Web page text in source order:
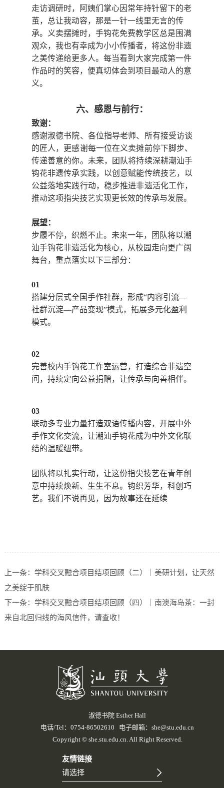
走访调研时，阿姨们掌心因常年持针留下的老
茧，总让我动容，那是一针一线里无言的传
承。义卖摆摊时，手钩花免费教学区总是围满
观众，我也有幸成为小小传播者，将这份非遗
之美传递给更多人。每当看到大家完成第一件
作品时的笑容，便真切体会到项目最动人的意
义。
六、感恩与前行：
致谢：
感谢淑德书院、各位指导老师、所有接受访谈
的匠人，更感谢每一位在义卖摊前停下脚步、
传递善意的你。未来，团队将持续深耕潮汕手
钩花非遗传承实践，以创意赋能传统技艺，以
公益落地实践行动，稳步推进非遗活化工作，
推动这项指尖技艺实现更长效的传承与发展。
展望：
步履不停，织燃不止。未来一年，团队将以潮
汕手钩花非遗活化为核心，从校园走向更广阔
舞台，重点落实以下三部分：
01
搭建分层式全国手作社群，形成“内容引流—
社群沉淀—产品变现”模式，拓展多元化盈利
模式。
02
完善校内手钩花工作室运营，打造综合非遗空
间，持续定向公益捐赠，让传承与向善相伴。
03
联动多专业力量打造双语传播内容，开展中外
手作文化交流，让潮汕手钩花成为中外文化联
结的温暖纽带。
团队将以扎实行动，让这份指尖技艺在青年创
意中持续焕新、生生不息。钩织芳华，科创巧
艺。我们不说再见，因为故事还在延续
上一条： 学科交叉融合项目结项回顾（二）｜美研计划，让天然
之美绽于肌肤
下一条： 学科交叉融合项目结项回顾（四）｜南澳海岛茶：一封
来自北回归线的海风信件，请查收！
淑德书院 Esther Hall
电话/Tel：0754-86502610 电子邮箱：she@stu.edu.cn
Copyright © she.stu.edu.cn. All Right Reserved.
友情链接
请选择